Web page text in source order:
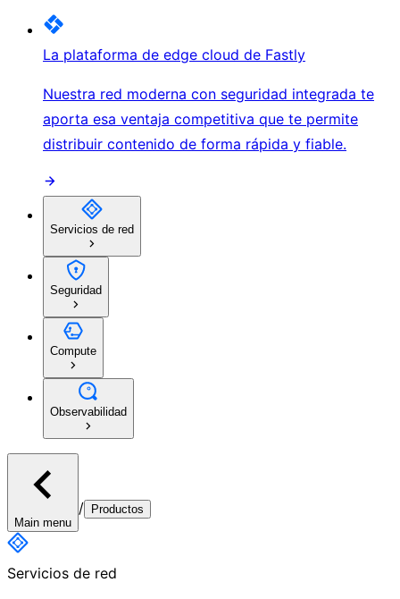
La plataforma de edge cloud de Fastly
Nuestra red moderna con seguridad integrada te
aporta esa ventaja competitiva que te permite
distribuir contenido de forma rápida y fiable.
Servicios de red
Seguridad
Compute
Observabilidad
Main menu
/ Productos
Servicios de red